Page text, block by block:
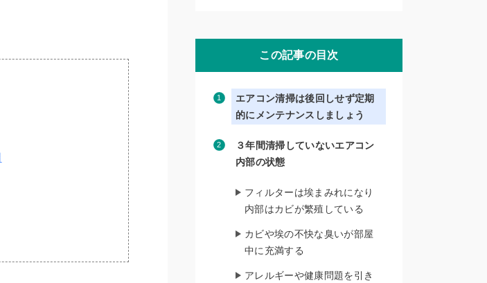
この記事の目次
エアコン清掃は後回しせず定期
的にメンテナンスしましょう
３年間清掃していないエアコン
内部の状態
フィルターは埃まみれになり
内部はカビが繁殖している
カビや埃の不快な臭いが部屋
中に充満する
アレルギーや健康問題を引き